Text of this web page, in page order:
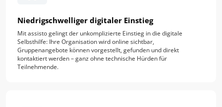
Niedrigschwelliger digitaler Einstieg
Mit assisto gelingt der unkomplizierte Einstieg in die digitale
Selbsthilfe: Ihre Organisation wird online sichtbar,
Gruppenangebote können vorgestellt, gefunden und direkt
kontaktiert werden – ganz ohne technische Hürden für
Teilnehmende.